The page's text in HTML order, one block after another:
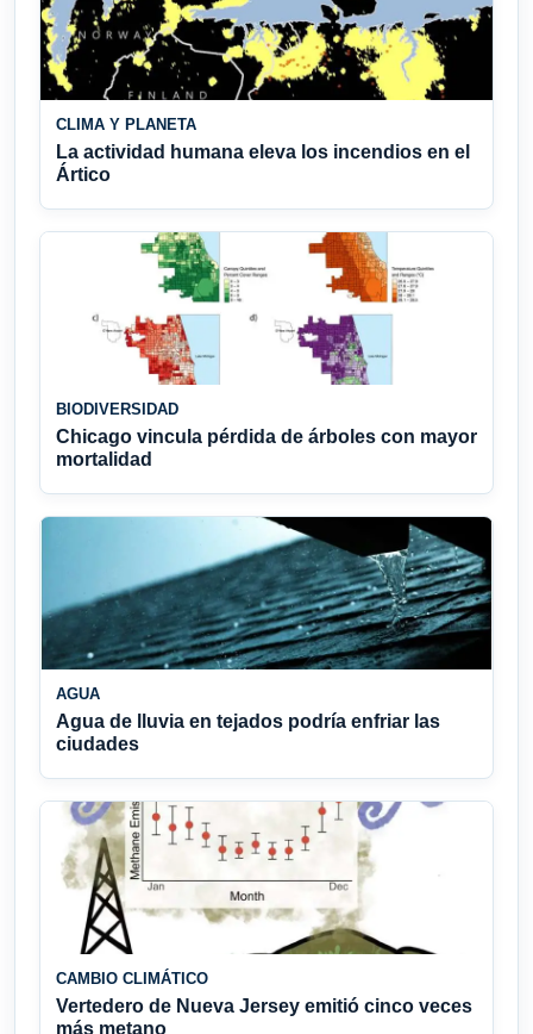
CLIMA Y PLANETA
La actividad humana eleva los incendios en el
Ártico
BIODIVERSIDAD
Chicago vincula pérdida de árboles con mayor
mortalidad
AGUA
Agua de lluvia en tejados podría enfriar las
ciudades
CAMBIO CLIMÁTICO
Vertedero de Nueva Jersey emitió cinco veces
más metano